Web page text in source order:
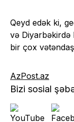
Qeyd edək ki,
və Diyarbəkirdə
bir çox
AzPost.az
Bizi sosial